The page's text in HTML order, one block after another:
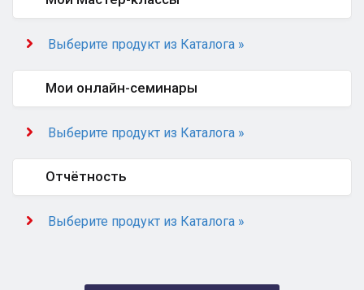
Выберите продукт из Каталога »
Мои онлайн-семинары
Выберите продукт из Каталога »
Отчётность
Выберите продукт из Каталога »